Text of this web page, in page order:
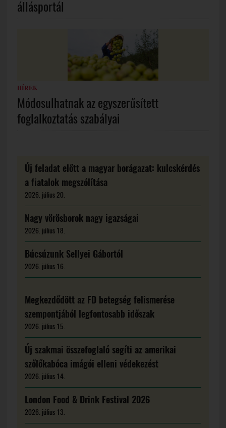
állásportál
HÍREK
Módosulhatnak az egyszerűsített
foglalkoztatás szabályai
Új feladat előtt a magyar borágazat: kulcskérdés
a fiatalok megszólítása
2026. július 20.
Nagy vörösborok nagy igazságai
2026. július 18.
Búcsúzunk Sellyei Gábortól
2026. július 16.
Megkezdődött az FD betegség felismerése
szempontjából legfontosabb időszak
2026. július 15.
Új szakmai összefoglaló segíti az amerikai
szőlőkabóca imágói elleni védekezést
2026. július 14.
London Food & Drink Festival 2026
2026. július 13.